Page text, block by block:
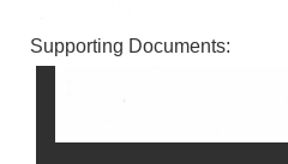
Supporting Documents: